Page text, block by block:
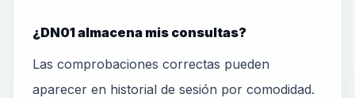
¿DN01 almacena mis consultas?
Las comprobaciones correctas pueden
aparecer en historial de sesión por comodidad.